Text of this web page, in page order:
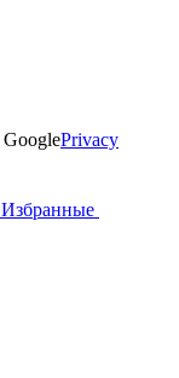
Privacy
Избранные